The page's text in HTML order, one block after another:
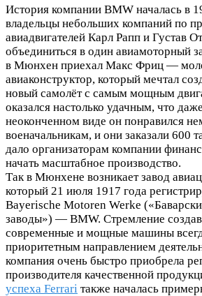
История компании BMW началась в
владельцы небольших компаний по
авиадвигателей Карл Рапп и Густав
объединиться в один авиамоторный
в Мюнхен приехал Макс Фриц —
авиаконструктор, который мечтал
новый самолёт с самым мощным
оказался настолько удачным, что
неоконченном виде он понравился
военачальникам, и они заказали 600
дало организаторам компании
начать масштабное производство.
Так в Мюнхене возникает завод
который 21 июля 1917 года
Bayerische Motoren Werke
заводы») — BMW. Стремление
современные и мощные машины
приоритетным направлением
компания очень быстро приобрела
производителя качественной
успеха Ferrari также началась